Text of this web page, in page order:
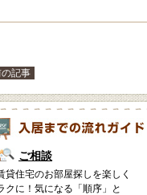
の記事
ご相談
貸住宅のお部屋探しを楽しく
クに！気になる「順序」と